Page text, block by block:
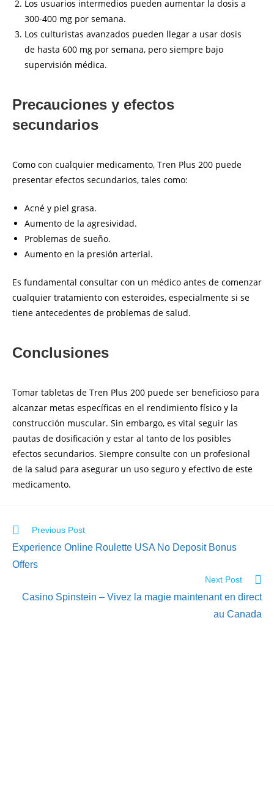
Los usuarios intermedios pueden aumentar la dosis a
300-400 mg por semana.
Los culturistas avanzados pueden llegar a usar dosis
de hasta 600 mg por semana, pero siempre bajo
supervisión médica.
Precauciones y efectos
secundarios
Como con cualquier medicamento, Tren Plus 200 puede
presentar efectos secundarios, tales como:
Acné y piel grasa.
Aumento de la agresividad.
Problemas de sueño.
Aumento en la presión arterial.
Es fundamental consultar con un médico antes de comenzar
cualquier tratamiento con esteroides, especialmente si se
tiene antecedentes de problemas de salud.
Conclusiones
Tomar tabletas de Tren Plus 200 puede ser beneficioso para
alcanzar metas específicas en el rendimiento físico y la
construcción muscular. Sin embargo, es vital seguir las
pautas de dosificación y estar al tanto de los posibles
efectos secundarios. Siempre consulte con un profesional
de la salud para asegurar un uso seguro y efectivo de este
medicamento.
Previous Post
Experience Online Roulette USA No Deposit Bonus
Offers
Next Post
Casino Spinstein – Vivez la magie maintenant en direct
au Canada